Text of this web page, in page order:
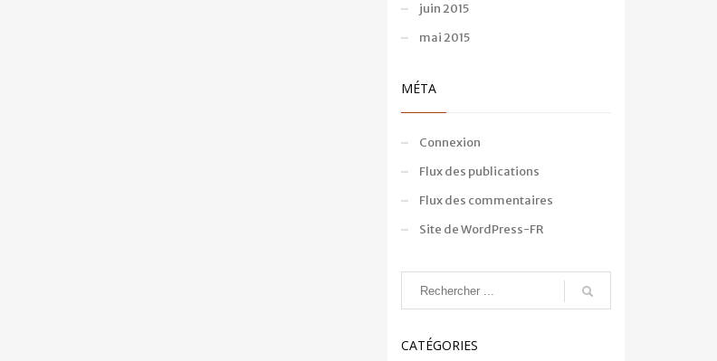
juin 2015
mai 2015
MÉTA
Connexion
Flux des publications
Flux des commentaires
Site de WordPress-FR
CATÉGORIES